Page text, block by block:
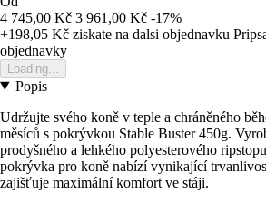
4 745,00 Kč 3 961,00 Kč -17%
+198,05 Kč ziskate na dalsi objednavku
objednavky
Loading...
Popis
Udržujte svého koně v teple a chráněného
měsíců s pokrývkou Stable Buster 450g.
prodyšného a lehkého polyesterového
pokrývka pro koně nabízí vynikající
zajišťuje maximální komfort ve stáji.